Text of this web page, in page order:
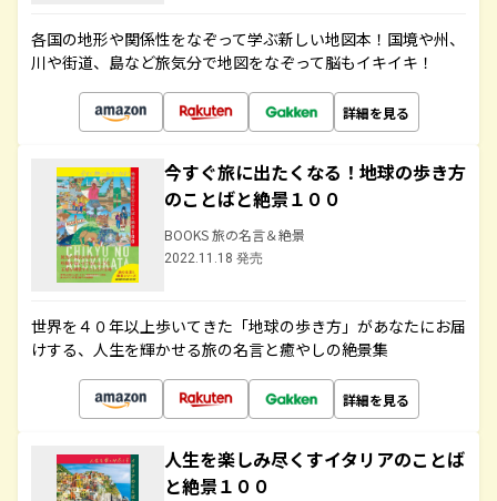
各国の地形や関係性をなぞって学ぶ新しい地図本！国境や州、
川や街道、島など旅気分で地図をなぞって脳もイキイキ！
詳細を見る
今すぐ旅に出たくなる！地球の歩き方
のことばと絶景１００
BOOKS 旅の名言＆絶景
2022.11.18 発売
世界を４０年以上歩いてきた「地球の歩き方」があなたにお届
けする、人生を輝かせる旅の名言と癒やしの絶景集
詳細を見る
人生を楽しみ尽くすイタリアのことば
と絶景１００